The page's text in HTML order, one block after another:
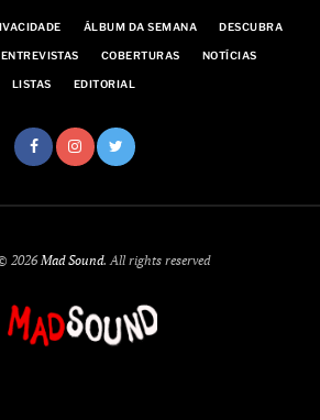
ÁLBUM DA SEMANA DESCUBRA
ENTREVISTAS COBERTURAS NOTÍCIAS
LISTAS EDITORIAL
2026Mad Sound. All rights reserved